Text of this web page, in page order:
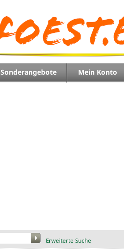
Sonderangebote Mein Konto
Erweiterte Suche